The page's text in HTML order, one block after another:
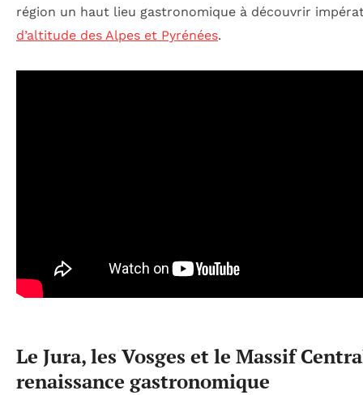
région un haut lieu gastronomique à découvrir
d’altitude des Alpes et Pyrénées.
Le Jura, les Vosges et le Massif
renaissance gastronomique